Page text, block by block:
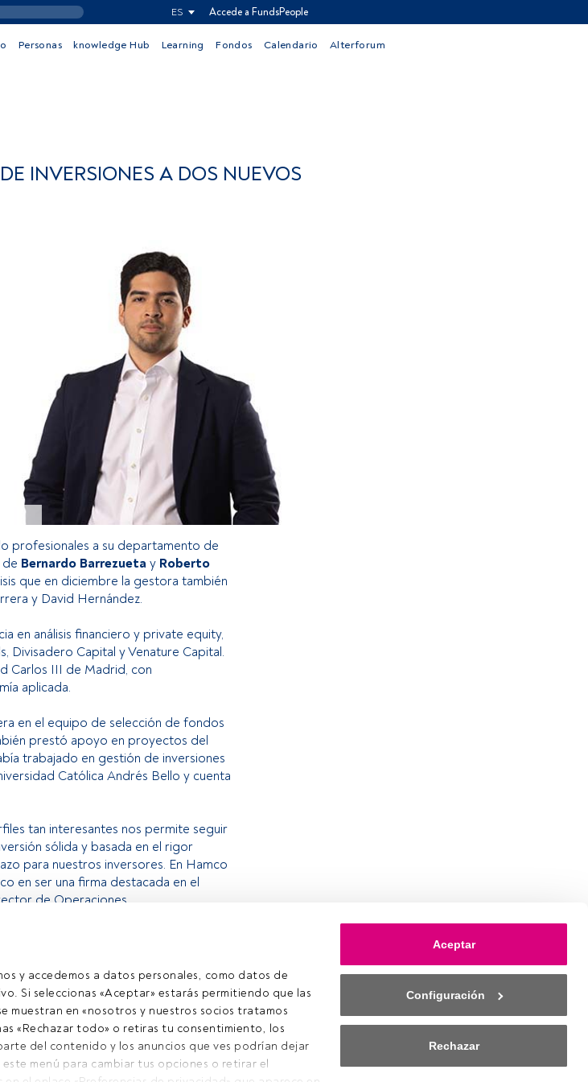
y accedemos a datos personales, como datos de
Si seleccionas «Aceptar» estarás permitiendo que las
en «nosotros y nuestros socios tratamos
«Rechazar todo» o retiras tu consentimiento, los
del contenido y los anuncios que ves podrían dejar
menú para cambiar tus opciones o retirar el
Aceptar
Configuración
Rechazar
ES Accede a FundsPeople
Personas knowledge Hub Learning Fondos Calendario Alterforum
INVERSIONES A DOS NUEVOS
profesionales a su departamento de
de Bernardo Barrezueta y Roberto
que en diciembre la gestora también
y David Hernández.
en análisis financiero y private equity,
Divisadero Capital y Venature Capital.
Carlos III de Madrid, con
aplicada.
en el equipo de selección de fondos
prestó apoyo en proyectos del
trabajado en gestión de inversiones
Católica Andrés Bello y cuenta
tan interesantes nos permite seguir
sólida y basada en el rigor
para nuestros inversores. En Hamco
en ser una firma destacada en el
de Operaciones.
Si aún no tienes cuenta, te
universo que ofrece FundsPeople.
Quiénes somos Cookies